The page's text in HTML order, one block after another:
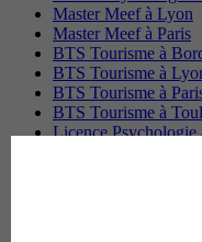
Master Meef à Lyon
Master Meef à Paris
BTS Tourisme à
BTS Tourisme à
BTS Tourisme à
BTS Tourisme à
Licence
BTS